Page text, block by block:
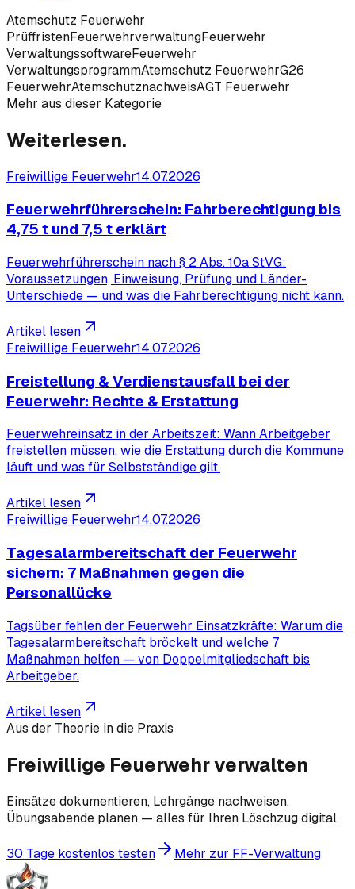
Atemschutz Feuerwehr
PrüffristenFeuerwehrverwaltungFeuerwehr
VerwaltungssoftwareFeuerwehr
VerwaltungsprogrammAtemschutz FeuerwehrG26
FeuerwehrAtemschutznachweisAGT Feuerwehr
Mehr aus dieser Kategorie
Weiterlesen.
Freiwillige Feuerwehr14.07.2026
Feuerwehrführerschein: Fahrberechtigung bis
4,75 t und 7,5 t erklärt
Feuerwehrführerschein nach § 2 Abs. 10a StVG:
Voraussetzungen, Einweisung, Prüfung und Länder-
Unterschiede — und was die Fahrberechtigung nicht kann.
Artikel lesen
Freiwillige Feuerwehr14.07.2026
Freistellung & Verdienstausfall bei der
Feuerwehr: Rechte & Erstattung
Feuerwehreinsatz in der Arbeitszeit: Wann Arbeitgeber
freistellen müssen, wie die Erstattung durch die Kommune
läuft und was für Selbstständige gilt.
Artikel lesen
Freiwillige Feuerwehr14.07.2026
Tagesalarmbereitschaft der Feuerwehr
sichern: 7 Maßnahmen gegen die
Personallücke
Tagsüber fehlen der Feuerwehr Einsatzkräfte: Warum die
Tagesalarmbereitschaft bröckelt und welche 7
Maßnahmen helfen — von Doppelmitgliedschaft bis
Arbeitgeber.
Artikel lesen
Aus der Theorie in die Praxis
Freiwillige Feuerwehr verwalten
Einsätze dokumentieren, Lehrgänge nachweisen,
Übungsabende planen — alles für Ihren Löschzug digital.
30 Tage kostenlos testen Mehr zur FF-Verwaltung